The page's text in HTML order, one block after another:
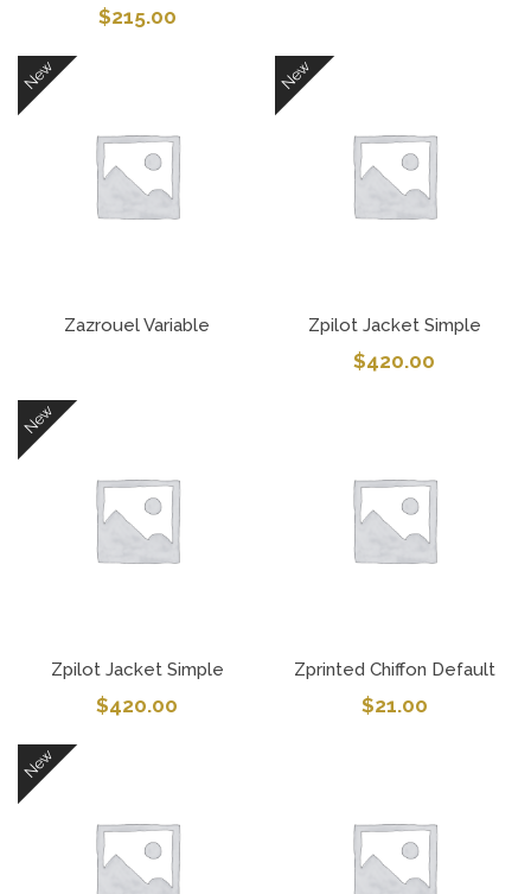
$215.00
New
Zazrouel Variable
New
Zpilot Jacket Simple
$420.00
New
Zpilot Jacket Simple
$420.00
Zprinted Chiffon Default
$21.00
New